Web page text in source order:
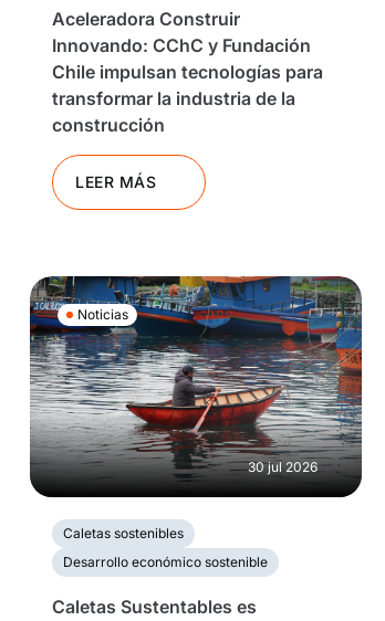
Aceleradora Construir
Innovando: CChC y Fundación
Chile impulsan tecnologías para
transformar la industria de la
construcción
LEER MÁS
Noticias
30 jul 2026
Caletas sostenibles
Desarrollo económico sostenible
Caletas Sustentables es